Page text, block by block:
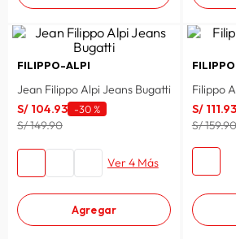
FILIPPO-ALPI
Jean Filippo Alpi Jeans Bugatti
S/ 104.93 -30 %
S/ 149.90
Ver 4 Más
Agregar
Filippo
S/ 111.93
S/ 159.90